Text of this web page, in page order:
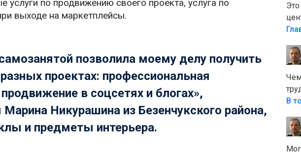
по продвижению своего проекта, услуга по
выходе на маркетплейсы.
позволила моему делу получить
проектах: профессиональная
в соцсетях и блогах»,
Марина Никурашина из Безенчукского района,
и предметы интерьера.